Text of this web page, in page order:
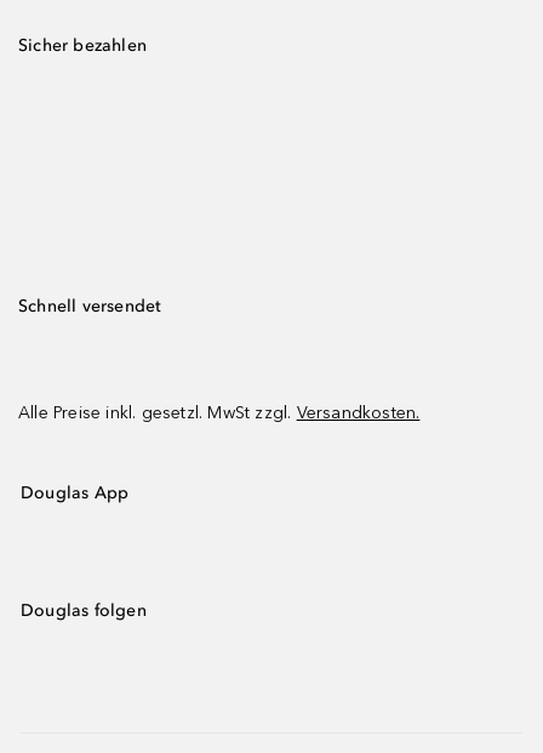
Sicher bezahlen
Schnell versendet
Alle Preise inkl. gesetzl. MwSt zzgl. Versandkosten.
Douglas App
Douglas folgen